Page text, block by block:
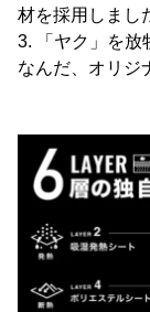
材を採用しまし
3. 「ヤク」を放
なんだ、オリジ